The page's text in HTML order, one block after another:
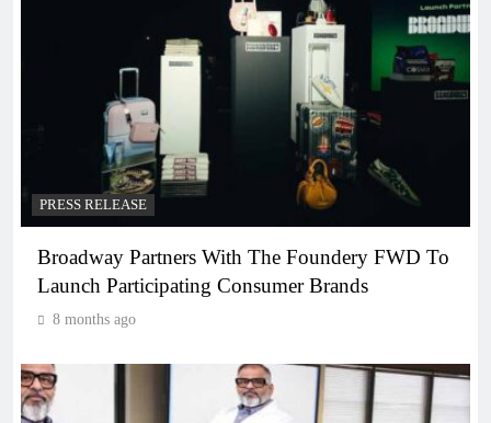
PRESS RELEASE
Broadway Partners With The Foundery FWD To
Launch Participating Consumer Brands
8 months ago